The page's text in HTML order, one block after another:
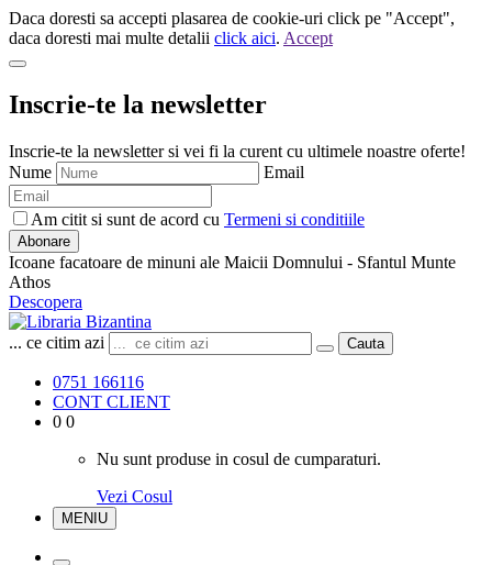
Daca doresti sa accepti plasarea de cookie-uri click pe "Accept",
daca doresti mai multe detalii click aici. Accept
Inscrie-te la newsletter
Inscrie-te la newsletter si vei fi la curent cu ultimele noastre oferte!
Nume
Email
Am citit si sunt de acord cu Termeni si conditiile
Abonare
Icoane facatoare de minuni ale Maicii Domnului - Sfantul Munte
Athos
Descopera
... ce citim azi Cauta
0751 166116
CONT CLIENT
0 0
Nu sunt produse in cosul de cumparaturi.
Vezi Cosul
MENIU